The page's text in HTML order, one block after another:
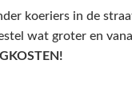
koeriers in de
wat groter en